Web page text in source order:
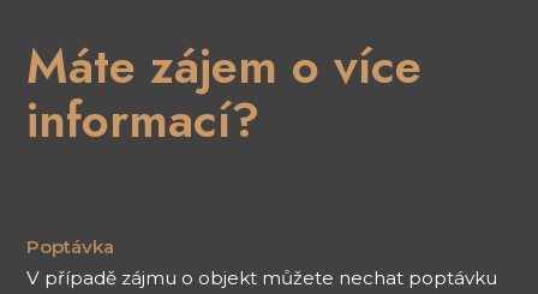
Máte zájem o více
informací?
Poptávka
V případě zájmu o objekt můžete nechat poptávku